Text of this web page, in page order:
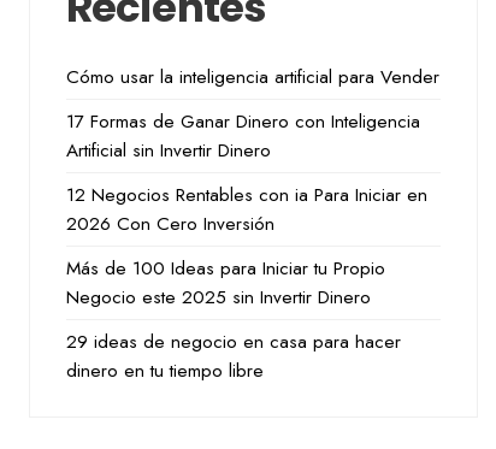
Cómo usar la inteligencia artificial para Vender
17 Formas de Ganar Dinero con Inteligencia
Artificial sin Invertir Dinero
12 Negocios Rentables con ia Para Iniciar en
2026 Con Cero Inversión
Más de 100 Ideas para Iniciar tu Propio
Negocio este 2025 sin Invertir Dinero
29 ideas de negocio en casa para hacer
dinero en tu tiempo libre